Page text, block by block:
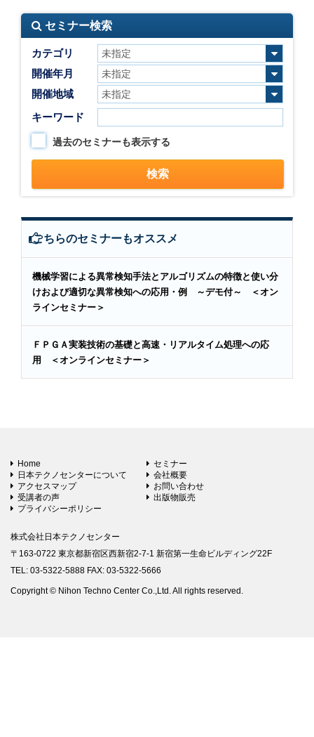
セミナー検索
カテゴリ
開催年月
開催地域
キーワード
過去のセミナーも表示する
こちらのセミナーもオススメ
機械学習による異常検知手法とアルゴリズムの特徴と使い分
けおよび適切な異常検知への応用・例 ～デモ付～ ＜オン
ラインセミナー＞
ＦＰＧＡ実装技術の基礎と高速・リアルタイム処理への応
用 ＜オンラインセミナー＞
Home
セミナー
日本テクノセンターについて
会社概要
アクセスマップ
お問い合わせ
受講者の声
出版物販売
プライバシーポリシー
株式会社日本テクノセンター
〒163-0722 東京都新宿区西新宿2-7-1 新宿第一生命ビルディング22F
TEL: 03-5322-5888 FAX: 03-5322-5666
Copyright © Nihon Techno Center Co.,Ltd. All rights reserved.